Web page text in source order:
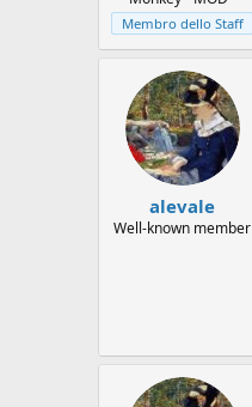
Membro dello Staff
alevale
Well-known member